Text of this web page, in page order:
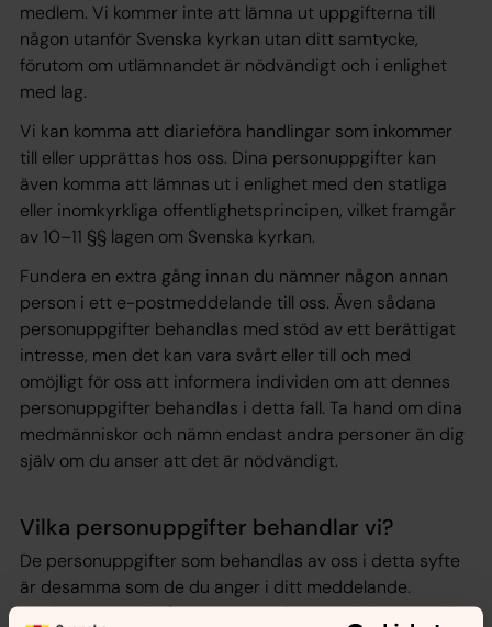
medlem. Vi kommer inte att lämna ut uppgifterna till
någon utanför Svenska kyrkan utan ditt samtycke,
förutom om utlämnandet är nödvändigt och i enlighet
med lag.
Vi kan komma att diarieföra handlingar som inkommer
till eller upprättas hos oss. Dina personuppgifter kan
även komma att lämnas ut i enlighet med den statliga
eller inomkyrkliga offentlighetsprincipen, vilket framgår
av 10–11 §§ lagen om Svenska kyrkan.
Fundera en extra gång innan du nämner någon annan
person i ett e-postmeddelande till oss. Även sådana
personuppgifter behandlas med stöd av ett berättigat
intresse, men det kan vara svårt eller till och med
omöjligt för oss att informera individen om att dennes
personuppgifter behandlas i detta fall. Ta hand om dina
medmänniskor och nämn endast andra personer än dig
själv om du anser att det är nödvändigt.
Vilka personuppgifter behandlar vi?
De personuppgifter som behandlas av oss i detta syfte
är desamma som de du anger i ditt meddelande.
Vanliga exempel på personuppgifter som inkommer till